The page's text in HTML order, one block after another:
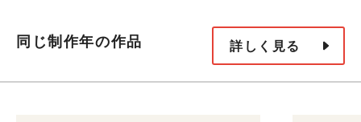
同じ制作年の作品 詳しく見る